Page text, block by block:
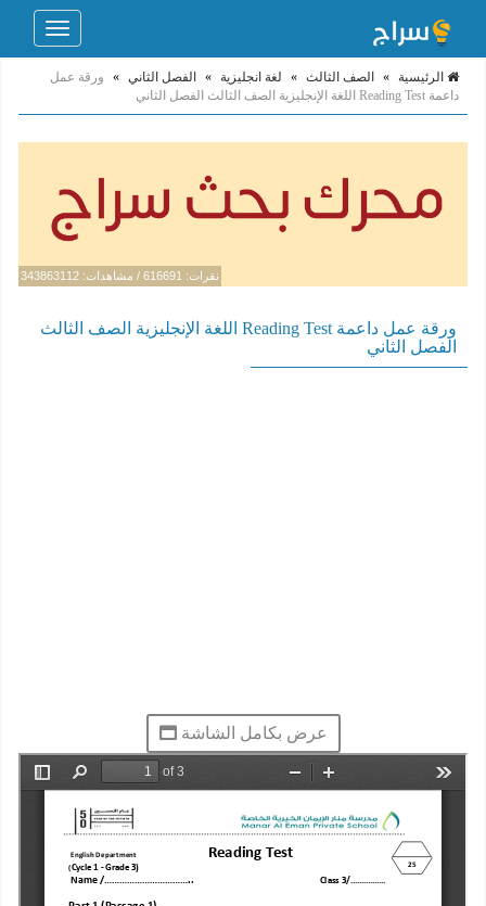
Toggle
الرئيسية » الصف الثالث » لغة انجليزية » الفصل الثاني »
ورقة عمل
داعمة Reading Test اللغة الإنجليزية الصف الثالث الفصل الثاني
نقرات: 616691 / مشاهدات: 343863112
ورقة عمل داعمة Reading Test اللغة الإنجليزية الصف الثالث
الفصل الثاني
عرض بكامل الشاشة